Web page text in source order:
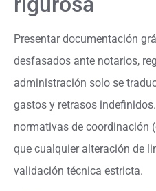
Presentar documentación
desfasados ante notarios,
administración solo se
gastos y retrasos
normativas de coordinación
que cualquier alteración de
validación técnica estricta.